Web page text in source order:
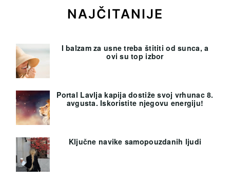
NAJČITANIJE
I balzam za usne treba štititi od sunca, a
ovi su top izbor
Portal Lavlja kapija dostiže svoj vrhunac 8.
avgusta. Iskoristite njegovu energiju!
Ključne navike samopouzdanih ljudi